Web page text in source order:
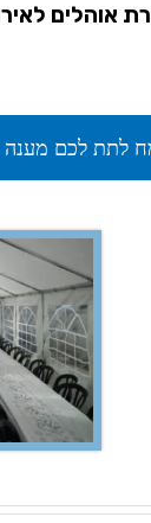
אוהלים
מענה מקצועי